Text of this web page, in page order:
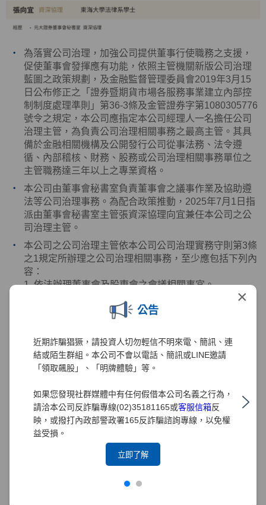
×
公告
近期詐騙猖獗，請投資人切勿輕信不明來電、簡訊、連
結或陌生群組。本公司不會以電話、簡訊或LINE邀請
「領取飆股」、「明牌體驗」等。
如果您發現社群媒體中有任何假借本公司名義之行為，
請洽本公司反詐騙專線(02)35181165或客服信箱反
映，或撥打內政部警政署165反詐騙諮詢專線，以免權
益受損。
立即了解
為落實公司治理，加強公司提供董事行使職務之支援，
促使董事會發揮應有功能，依照主管機關新版公司治理
藍圖之政策規劃，及金融監督管理委員會2019年3月 15
日公布修正之「證券暨期貨市場各服務事業建立內部控
制制度處理準則」第36-3條及金管證券字第1080305776
號令之規定，本公司應指定本公司經理人一名擔任公司
治理主管，為負責公司治理相關事務之最高主管。其具
備於金融相關機構及公開發行公司從事法務、法令遵
循、內部稽核、財務、股務或公司治理相關事務單位之
主管職務達三年以上之專業資格。
本公司由董事會秘書室負責董事會之議事作業及協助遵
法等公司治理事務。為配合政策推動， 2025年7月 1 日指
派由董事會秘書室主管張資深協理向宜兼任本公司之公
司治理主管。
本公司之公司治理主管依本公司公司治理實務守則第3條
之1 規定所辦理之公司治理相關事務，至少應包括下列內
容：
1. 依法辦理董事會及股東會之會議相關事宜。
含獨立董事
就任及持續進修。
5. 協助董事(含獨立董事 遵循法令。
6. 向董事會報告其就獨立董事於選任時及任職期間內資
格是否符合相關法令規章之檢視結果。
應即通知本公司及公司治理主管。本公司或公司治理主
管接獲通知，應依相關法令規章辦理。
8. 其他依公司章程或契約所訂定之事項等。
2025年度業務執行情形如下：
1. 協助董事會審議有關公司治理、公平待客、誠信經
營、智慧財產權、永續發展及ESG
2. 督導辦理董事會相關重要規範適時研修調整，包括修